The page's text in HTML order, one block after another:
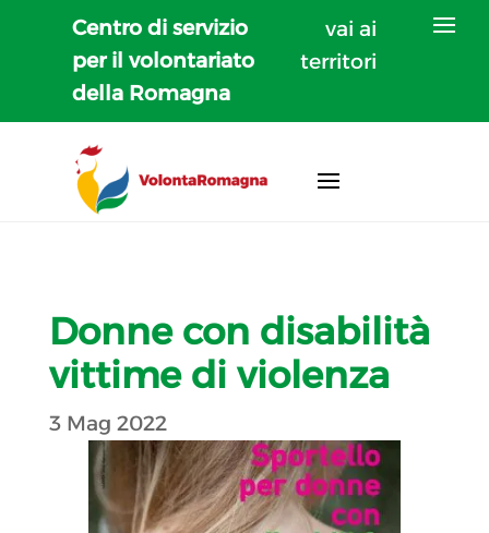
Centro di servizio
per il volontariato
della Romagna
vai ai
territori
Donne con disabilità
vittime di violenza
3 Mag 2022